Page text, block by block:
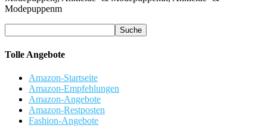
Tolle Angebote
Amazon-Startseite
Amazon-Empfehlungen
Amazon-Angebote
Amazon-Restposten
Fashion-Angebote